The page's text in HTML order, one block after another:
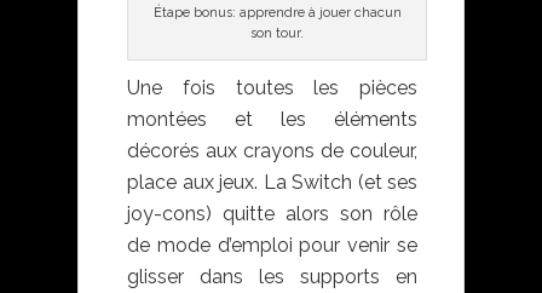
Étape bonus: apprendre à jouer chacun
son tour.
Une fois toutes les pièces
montées et les éléments
décorés aux crayons de couleur,
place aux jeux. La Switch (et ses
joy-cons) quitte alors son rôle
de mode d’emploi pour venir se
glisser dans les supports en